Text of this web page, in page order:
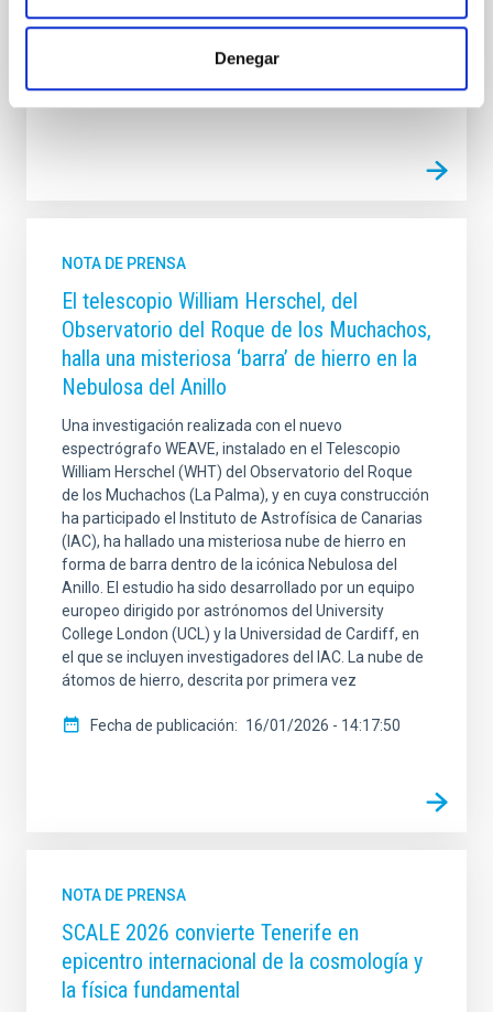
Denegar
telescopio Hubble europeo, pero con esteroides",
Buitrago explicará por qué, aunque Euclid no sea tan
Fecha de publicación 19/02/2026 - 10:03:44
NOTA DE PRENSA
El telescopio William Herschel, del
Observatorio del Roque de los Muchachos,
halla una misteriosa ‘barra’ de hierro en la
Nebulosa del Anillo
Una investigación realizada con el nuevo
espectrógrafo WEAVE, instalado en el Telescopio
William Herschel (WHT) del Observatorio del Roque
de los Muchachos (La Palma), y en cuya construcción
ha participado el Instituto de Astrofísica de Canarias
(IAC), ha hallado una misteriosa nube de hierro en
forma de barra dentro de la icónica Nebulosa del
Anillo. El estudio ha sido desarrollado por un equipo
europeo dirigido por astrónomos del University
College London (UCL) y la Universidad de Cardiff, en
el que se incluyen investigadores del IAC. La nube de
átomos de hierro, descrita por primera vez
Fecha de publicación 16/01/2026 - 14:17:50
NOTA DE PRENSA
SCALE 2026 convierte Tenerife en
epicentro internacional de la cosmología y
la física fundamental